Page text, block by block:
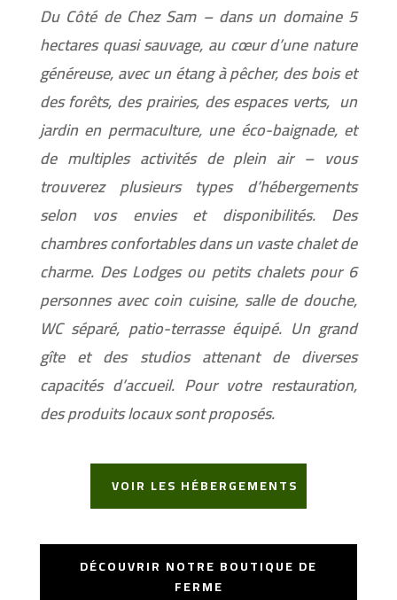
Du Côté de Chez Sam – dans un domaine 5
hectares quasi sauvage, au cœur d’une nature
généreuse, avec un étang à pêcher, des bois et
des forêts, des prairies, des espaces verts, un
jardin en permaculture, une éco-baignade, et
de multiples activités de plein air – vous
trouverez plusieurs types d’hébergements
selon vos envies et disponibilités. Des
chambres confortables dans un vaste chalet de
charme. Des Lodges ou petits chalets pour 6
personnes avec coin cuisine, salle de douche,
WC séparé, patio-terrasse équipé. Un grand
gîte et des studios attenant de diverses
capacités d’accueil. Pour votre restauration,
des produits locaux sont proposés.
VOIR LES HÉBERGEMENTS
DÉCOUVRIR NOTRE BOUTIQUE DE
FERME